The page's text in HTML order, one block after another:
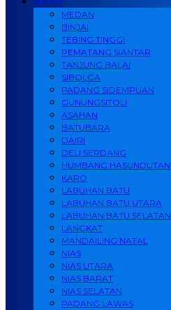
MEDAN
BINJAI
TEBING TINGGI
PEMATANG SIANTAR
TANJUNG BALAI
SIBOLGA
PADANG SIDEMPUAN
GUNUNGSITOLI
ASAHAN
BATUBARA
DAIRI
DELI SERDANG
HUMBANG HASUNDUTAN
KARO
LABUHAN BATU
LABUHAN BATU UTARA
LABUHAN BATU SELATAN
LANGKAT
MANDAILING NATAL
NIAS
NIAS UTARA
NIAS BARAT
NIAS SELATAN
PADANG LAWAS